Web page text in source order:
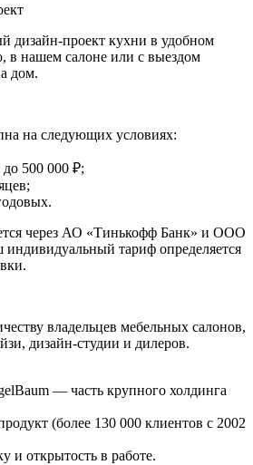
дизайн-проект кухни в удобном
в нашем салоне или с выездом
дом.
на следующих условиях:
500 000 ₽;
через АО «Тинькофф Банк» и ООО
тариф определяется
владельцев мебельных салонов,
дизайн-студии и дилеров.
— часть крупного холдинга
(более 130 000 клиентов с 2002
и открытость в работе.